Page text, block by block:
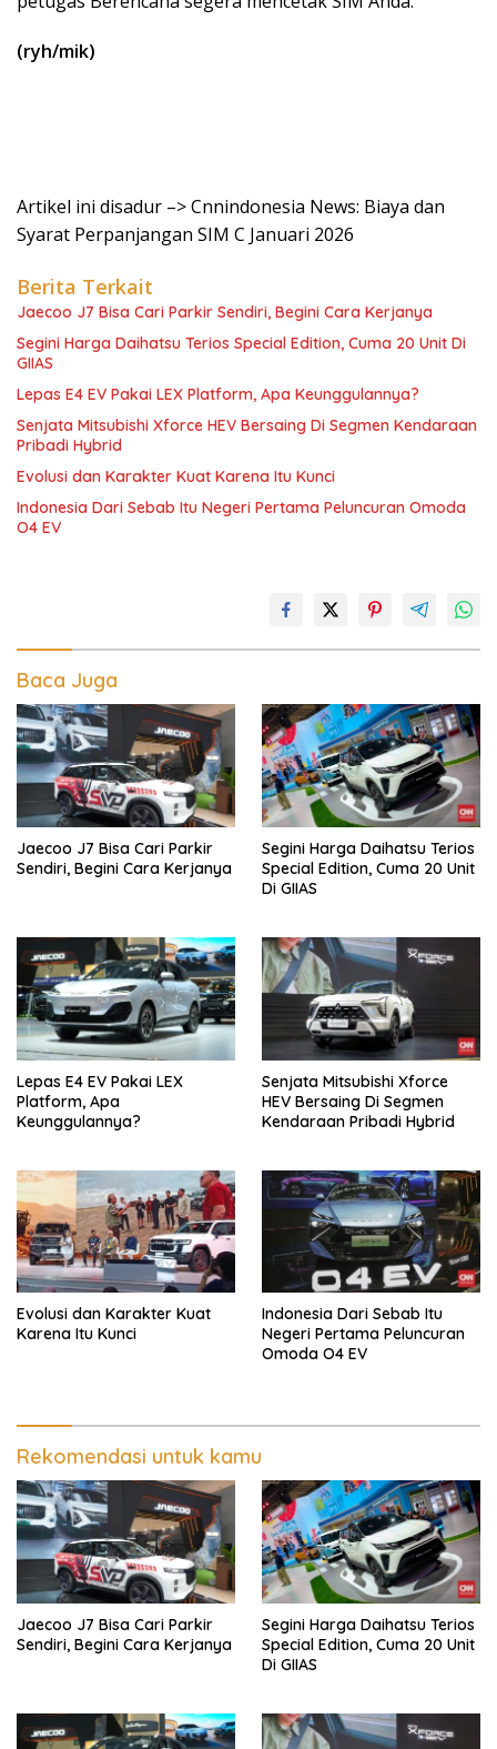
(ryh/mik)
Artikel ini disadur –> Cnnindonesia News: Biaya dan
Syarat Perpanjangan SIM C Januari 2026
Berita Terkait
Jaecoo J7 Bisa Cari Parkir Sendiri, Begini Cara Kerjanya
Segini Harga Daihatsu Terios Special Edition, Cuma 20 Unit Di
GIIAS
Lepas E4 EV Pakai LEX Platform, Apa Keunggulannya?
Senjata Mitsubishi Xforce HEV Bersaing Di Segmen Kendaraan
Pribadi Hybrid
Evolusi dan Karakter Kuat Karena Itu Kunci
Indonesia Dari Sebab Itu Negeri Pertama Peluncuran Omoda
O4 EV
Baca Juga
Jaecoo J7 Bisa Cari Parkir
Sendiri, Begini Cara Kerjanya
Segini Harga Daihatsu Terios
Special Edition, Cuma 20 Unit
Di GIIAS
Lepas E4 EV Pakai LEX
Platform, Apa
Keunggulannya?
Senjata Mitsubishi Xforce
HEV Bersaing Di Segmen
Kendaraan Pribadi Hybrid
Evolusi dan Karakter Kuat
Karena Itu Kunci
Indonesia Dari Sebab Itu
Negeri Pertama Peluncuran
Omoda O4 EV
Rekomendasi untuk kamu
Jaecoo J7 Bisa Cari Parkir
Sendiri, Begini Cara Kerjanya
Segini Harga Daihatsu Terios
Special Edition, Cuma 20 Unit
Di GIIAS